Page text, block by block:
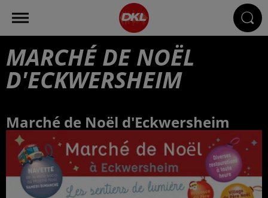
MARCHÉ DE NOËL
D'ECKWERSHEIM
Marché de Noël d'Eckwersheim